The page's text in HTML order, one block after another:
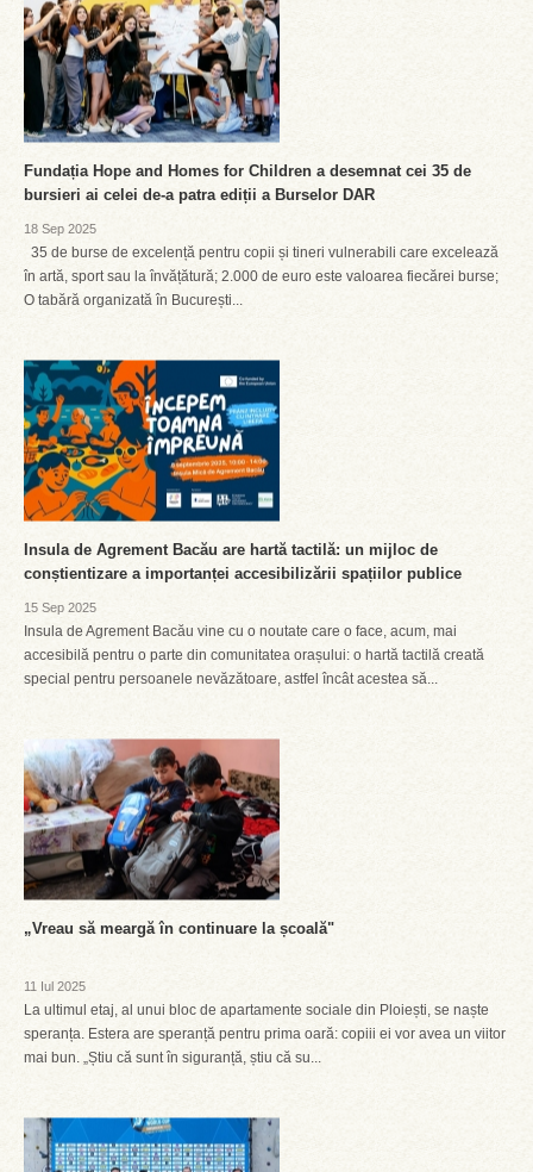
Fundația Hope and Homes for Children a desemnat cei 35 de
bursieri ai celei de-a patra ediții a Burselor DAR
18 Sep 2025
35 de burse de excelență pentru copii și tineri vulnerabili care excelează
în artă, sport sau la învățătură; 2.000 de euro este valoarea fiecărei burse;
O tabără organizată în București...
Insula de Agrement Bacău are hartă tactilă: un mijloc de
conștientizare a importanței accesibilizării spațiilor publice
15 Sep 2025
Insula de Agrement Bacău vine cu o noutate care o face, acum, mai
accesibilă pentru o parte din comunitatea orașului: o hartă tactilă creată
special pentru persoanele nevăzătoare, astfel încât acestea să...
„Vreau să meargă în continuare la școală"
11 Iul 2025
La ultimul etaj, al unui bloc de apartamente sociale din Ploiești, se naște
speranța. Estera are speranță pentru prima oară: copiii ei vor avea un viitor
mai bun. „Știu că sunt în siguranță, știu că su...